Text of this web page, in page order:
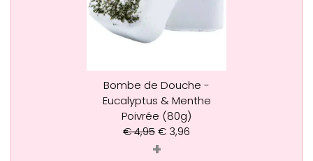
Bombe de Douche -
Eucalyptus & Menthe
Poivrée (80g)
€4,95€ 3,96
+